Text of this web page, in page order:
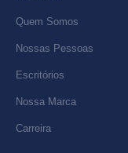
Quem Somos
Nossas Pessoas
Escritórios
Nossa Marca
Carreira